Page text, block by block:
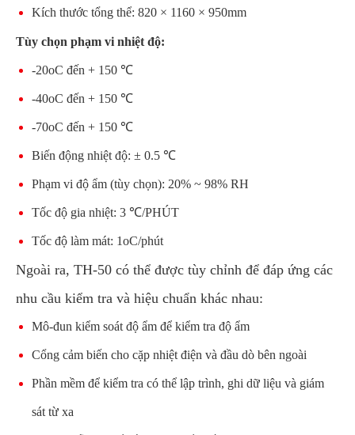
Kích thước tổng thể: 820 × 1160 × 950mm
Tùy chọn phạm vi nhiệt độ:
-20oC đến + 150 ℃
-40oC đến + 150 ℃
-70oC đến + 150 ℃
Biến động nhiệt độ: ± 0.5 ℃
Phạm vi độ ẩm (tùy chọn): 20% ~ 98% RH
Tốc độ gia nhiệt: 3 ℃/PHÚT
Tốc độ làm mát: 1oC/phút
Ngoài ra, TH-50 có thể được tùy chỉnh để đáp ứng các
nhu cầu kiểm tra và hiệu chuẩn khác nhau:
Mô-đun kiểm soát độ ẩm để kiểm tra độ ẩm
Cổng cảm biến cho cặp nhiệt điện và đầu dò bên ngoài
Phần mềm để kiểm tra có thể lập trình, ghi dữ liệu và giám
sát từ xa